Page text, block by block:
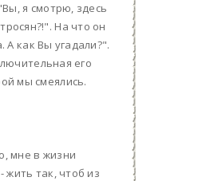
я смотрю, здесь
На что он
А как Вы угадали?".
его
мы смеялись.
мне в жизни
жить так, чтоб из